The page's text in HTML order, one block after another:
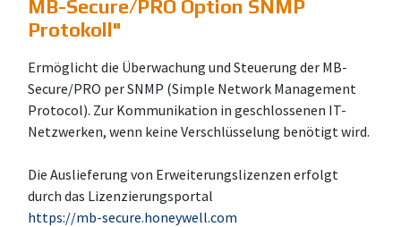
MB-Secure/PRO Option SNMP
Protokoll"
Ermöglicht die Überwachung und Steuerung der MB-
Secure/PRO per SNMP (Simple Network Management
Protocol). Zur Kommunikation in geschlossenen IT-
Netzwerken, wenn keine Verschlüsselung benötigt wird.
Die Auslieferung von Erweiterungslizenzen erfolgt
durch das Lizenzierungsportal
https://mb-secure.honeywell.com